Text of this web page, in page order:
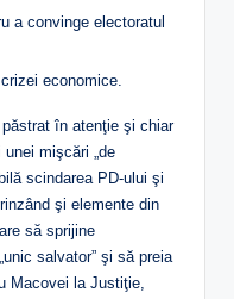
a convinge electoratul
economice.
în atenţie şi chiar
mişcări „de
scindarea PD-ului şi
şi elemente din
să sprijine
salvator” şi să preia
Macovei la Justiţie,